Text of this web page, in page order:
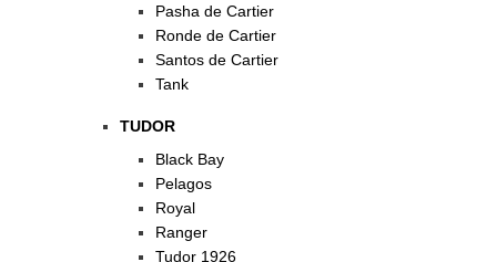
Pasha de Cartier
Ronde de Cartier
Santos de Cartier
Tank
TUDOR
Black Bay
Pelagos
Royal
Ranger
Tudor 1926